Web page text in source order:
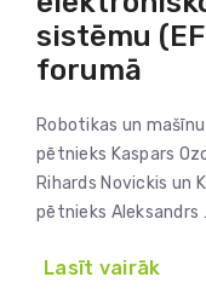
sistēmu
forumā
Robotikas un
pētnieks Kaspars
Rihards Novickis un
pētnieks Aleksandrs
Lasīt vairāk